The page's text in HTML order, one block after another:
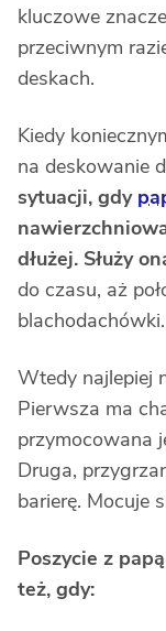
kluczowe
przeciwnym
deskach.
Kiedy
na deskowanie
sytuacji, gdy
dłużej. Służy
do czasu, aż
blachodachówki.
Wtedy najlepiej
Pierwsza ma
przymocowana
Druga,
barierę. Mocuje
Poszycie z
też, gdy: